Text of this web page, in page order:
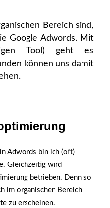
Bereich sind,
Google Adwords. Mit
Tool) geht es
können uns damit
Adwords bin ich (oft)
Gleichzeitig wird
betrieben.
Denn so
im organischen Bereich
zu erscheinen.